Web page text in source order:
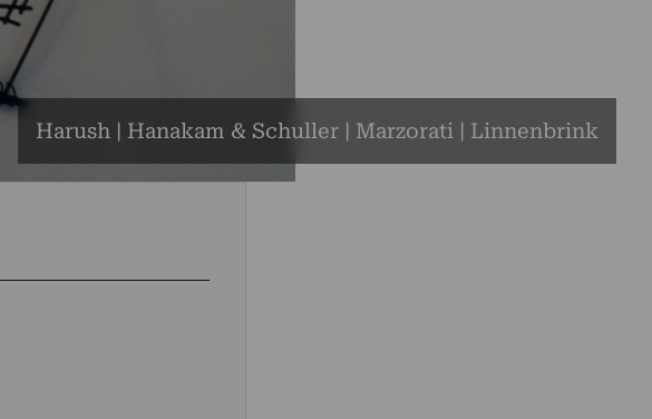
Harush | Hanakam & Schuller | Marzorati | Linnenbrink